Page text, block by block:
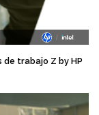
trabajo Z by HP